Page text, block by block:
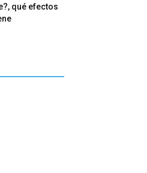
qué efectos